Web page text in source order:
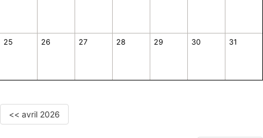
25 26 27 28 29 30 31
<< avril 2026